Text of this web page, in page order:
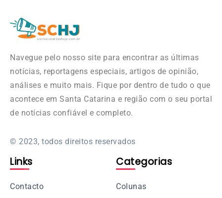
Navegue pelo nosso site para encontrar as últimas
notícias, reportagens especiais, artigos de opinião,
análises e muito mais. Fique por dentro de tudo o que
acontece em Santa Catarina e região com o seu portal
de notícias confiável e completo.
© 2023, todos direitos reservados
Links
Contacto
Categorias
Colunas